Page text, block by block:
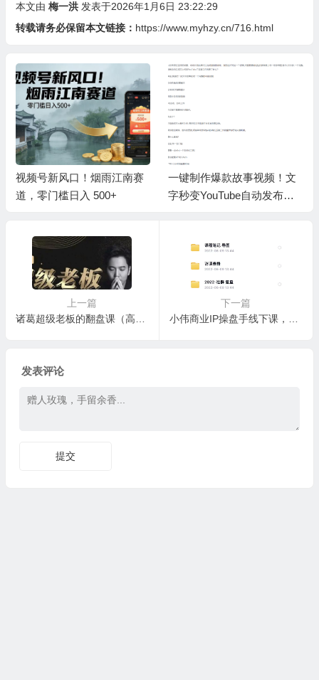
本文由 梅一洪 发表于2026年1月6日 23:22:29
转载请务必保留本文链接： https://www.myhzy.cn/716.html
视频号新风口！烟雨江南赛
道，零门槛日入 500+
一键制作爆款故事视频！文
字秒变YouTube自动发布的
上一篇
下一篇
发表评论